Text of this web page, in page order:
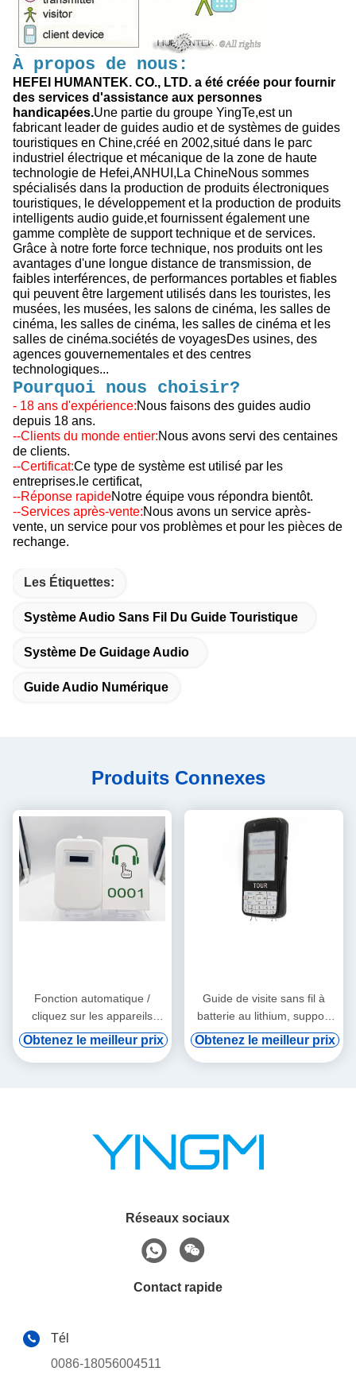
À propos de nous:
HEFEI HUMANTEK. CO., LTD. a été créée pour fournir
des services d'assistance aux personnes
handicapées.Une partie du groupe YingTe,est un
fabricant leader de guides audio et de systèmes de guides
touristiques en Chine,créé en 2002,situé dans le parc
industriel électrique et mécanique de la zone de haute
technologie de Hefei,ANHUI,La ChineNous sommes
spécialisés dans la production de produits électroniques
touristiques, le développement et la production de produits
intelligents audio guide,et fournissent également une
gamme complète de support technique et de services.
Grâce à notre forte force technique, nos produits ont les
avantages d'une longue distance de transmission, de
faibles interférences, de performances portables et fiables
qui peuvent être largement utilisés dans les touristes, les
musées, les musées, les salons de cinéma, les salles de
cinéma, les salles de cinéma, les salles de cinéma et les
salles de cinéma.sociétés de voyagesDes usines, des
agences gouvernementales et des centres
technologiques...
Pourquoi nous choisir?
- 18 ans d'expérience:Nous faisons des guides audio
depuis 18 ans.
--Clients du monde entier:Nous avons servi des centaines
de clients.
--Certificat:Ce type de système est utilisé par les
entreprises.le certificat,
--Réponse rapideNotre équipe vous répondra bientôt.
--Services après-vente:Nous avons un service après-
vente, un service pour vos problèmes et pour les pièces de
rechange.
Les Étiquettes:
Système Audio Sans Fil Du Guide Touristique
Système De Guidage Audio
Guide Audio Numérique
Produits Connexes
Fonction automatique /
cliquez sur les appareils
audio tourne-tourne
Obtenez le meilleur prix
Guide de visite sans fil à
batterie au lithium, support
de vod numérique et
induction automatique
Obtenez le meilleur prix
Réseaux sociaux
Contact rapide
Tél
0086-18056004511